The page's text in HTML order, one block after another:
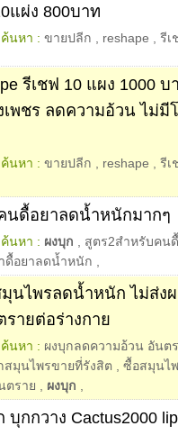
แผ่ง 800บาท
ค้นหา : ขายปลีก reshape
รีเ
รีเชฟ 10 แผง 1000
พชร ลดความอ้วน ไม่มี
ค้นหา : ขายปลีก reshape
รีเ
นดื้อยาลดน้ำหนักมากๆ
ค้นหา : ผงบุก
สูตร2สำหรับคน
ดื้อยาลดน้ำหนัก
นไพรลดน้ำหนัก ไม่ส่ง
ายต่อร่างกาย
ค้นหา : ผงบุกลดความอ้วน อันต
มุนไพรขายที่รังสิต
ซื้อสมุนไ
ตราย ผงบุก
กกวาง Cactus2000